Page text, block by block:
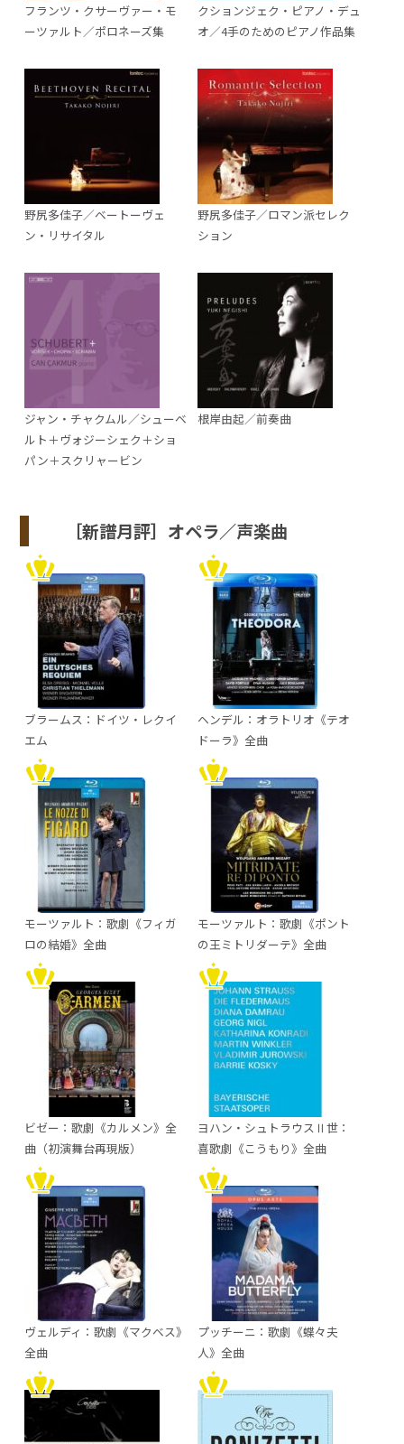
フランツ・クサーヴァー・モ
ーツァルト／ポロネーズ集
クションジェク・ピアノ・デュ
オ／4手のためのピアノ作品集
野尻多佳子／ベートーヴェ
ン・リサイタル
野尻多佳子／ロマン派セレク
ション
ジャン・チャクムル／シューベ
ルト＋ヴォジーシェク＋ショ
パン＋スクリャービン
根岸由起／前奏曲
［新譜月評］オペラ／声楽曲
ブラームス：ドイツ・レクイ
エム
ヘンデル：オラトリオ《テオ
ドーラ》全曲
モーツァルト：歌劇《フィガ
ロの結婚》全曲
モーツァルト：歌劇《ポント
の王ミトリダーテ》全曲
ビゼー：歌劇《カルメン》全
曲（初演舞台再現版）
ヨハン・シュトラウスⅡ世：
喜歌劇《こうもり》全曲
ヴェルディ：歌劇《マクベス》
全曲
プッチーニ：歌劇《蝶々夫
人》全曲